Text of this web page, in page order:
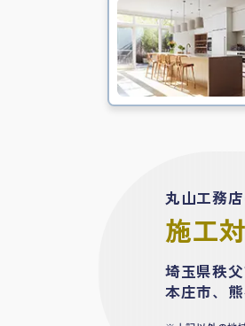
丸山工務
施工
埼玉県秩
本庄市、